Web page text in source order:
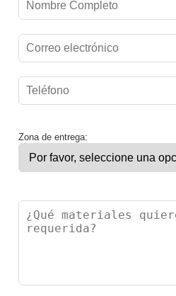
Zona de entrega: